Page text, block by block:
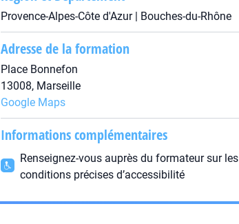
Provence-Alpes-Côte d'Azur | Bouches-du-Rhône
Adresse de la formation
Place Bonnefon
13008, Marseille
Google Maps
Informations complémentaires
Renseignez-vous auprès du formateur sur les
conditions précises d’accessibilité